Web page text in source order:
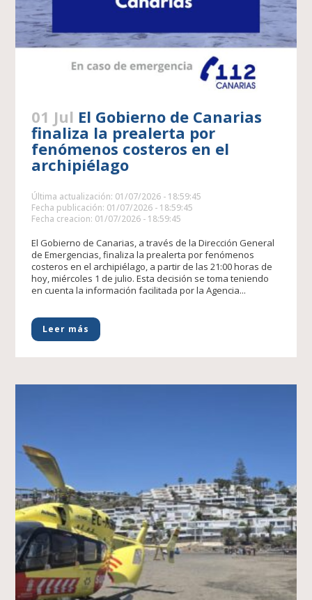
01 Jul El Gobierno de Canarias
finaliza la prealerta por
fenómenos costeros en el
archipiélago
Última actualización: 01/07/2026 - 18:59:45
Fecha publicación: 01/07/2026 - 18:59:45
Fecha creacion: 01/07/2026 - 18:59:45
El Gobierno de Canarias, a través de la Dirección General
de Emergencias, finaliza la prealerta por fenómenos
costeros en el archipiélago, a partir de las 21:00 horas de
hoy, miércoles 1 de julio. Esta decisión se toma teniendo
en cuenta la información facilitada por la Agencia...
Leer más